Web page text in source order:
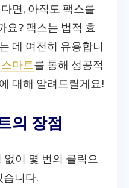
면, 아직도 팩스를
요? 팩스는 법적 효
데 여전히 유용합니
마트를 통해 성공적
대해 알려드릴게요!
의 장점
없이 몇 번의 클릭으
습니다.